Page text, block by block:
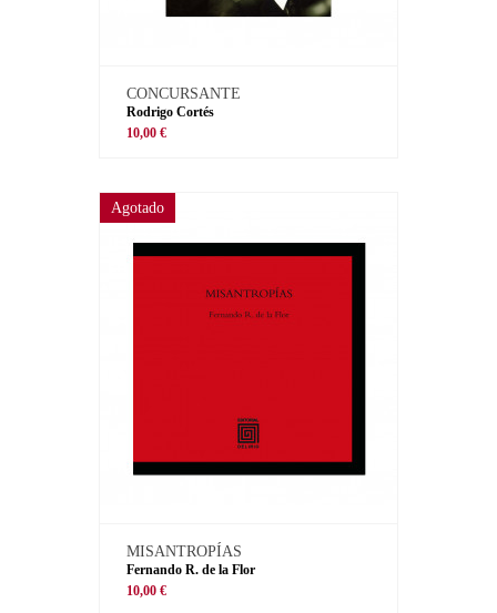
CONCURSANTE
Rodrigo Cortés
10,00 €
Agotado
MISANTROPÍAS
Fernando R. de la Flor
10,00 €